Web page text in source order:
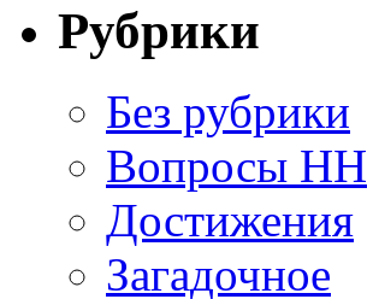
Рубрики
Без рубрики
Вопросы HH
Достижения
Загадочное